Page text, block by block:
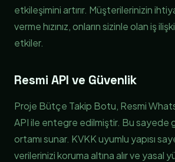
etkileşimini artırır. Müşterilerinizin
verme hızınız, onların sizinle olan iş
etkiler.
Resmi API ve Güvenlik
Proje Bütçe Takip Botu, Resmi
API ile entegre edilmiştir. Bu sayede
ortamı sunar. KVKK uyumlu yapısı
verilerinizi koruma altına alır ve yasal